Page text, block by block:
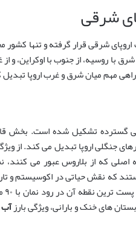
شرقی
کیلومتر مربع، در قلب اروپای شرقی قرار
روسیه، از جنوب با اوکراین، و از
مهم میان شرق و غرب اروپا
جنگلی اروپا تبدیل می کند. از
اصلی که از بلاروس عبور می
که نقش حیاتی در اکوسیستم و
های خنک و بارانی، ویژگی بارز